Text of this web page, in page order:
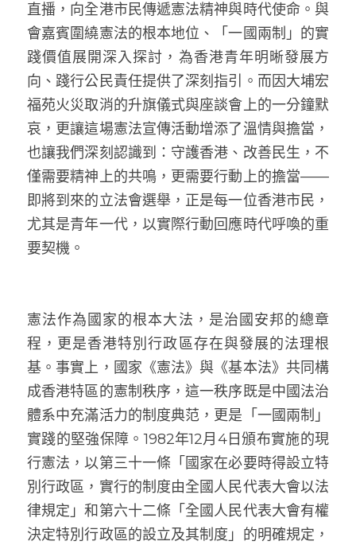
直播，向全港市民傳遞憲法精神與時代使命。與
會嘉賓圍繞憲法的根本地位、「一國兩制」的實
踐價值展開深入探討，為香港青年明晰發展方
向、踐行公民責任提供了深刻指引。而因大埔宏
福苑火災取消的升旗儀式與座談會上的一分鐘默
哀，更讓這場憲法宣傳活動增添了溫情與擔當，
也讓我們深刻認識到：守護香港、改善民生，不
僅需要精神上的共鳴，更需要行動上的擔當——
即將到來的立法會選舉，正是每一位香港市民，
尤其是青年一代，以實際行動回應時代呼喚的重
要契機。
憲法作為國家的根本大法，是治國安邦的總章
程，更是香港特別行政區存在與發展的法理根
基。事實上，國家《憲法》與《基本法》共同構
成香港特區的憲制秩序，這一秩序既是中國法治
體系中充滿活力的制度典范，更是「一國兩制」
實踐的堅強保障。1982年12月4日頒布實施的現
行憲法，以第三十一條「國家在必要時得設立特
別行政區，實行的制度由全國人民代表大會以法
律規定」和第六十二條「全國人民代表大會有權
決定特別行政區的設立及其制度」的明確規定，